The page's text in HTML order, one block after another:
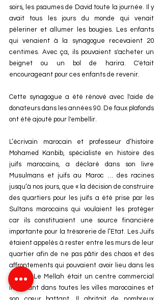
soirs, les psaumes de David toute la journée. Il y
avait tous les jours du monde qui venait
péleriner et allumer les bougies. Les enfants
qui venaient à la synagogue recevaient 20
centimes. Avec ça, ils pouvaient s'acheter un
beignet ou un bol de harira. C'était
encourageant pour ces enfants de revenir.
Cette synagogue a été rénové avec l'aide de
donateurs dans les années 90. De faux plafonds
ont été ajouté pour l'embellir.
L’écrivain marocain et professeur d’histoire
Mohamed Kanbib, spécialiste en histoire des
juifs marocains, a déclaré dans son livre
Musulmans et juifs au Maroc … des racines
jusqu’à nos jours, que « la décision de construire
des quartiers pour les juifs a été prise par les
Sultans marocains qui voulaient les protéger
car ils constituaient une source financière
importante pour la trésorerie de l’Etat. Les Juifs
étaient appelés à rester entre les murs de leur
quartier afin de ne pas pâtir des chaos et des
affrontements qui pouvaient avoir lieu dans les
villes. » Le Mellah était un centre commercial
important dans toutes les villes marocaines et
son cœur battant. Il abritait de nombreux